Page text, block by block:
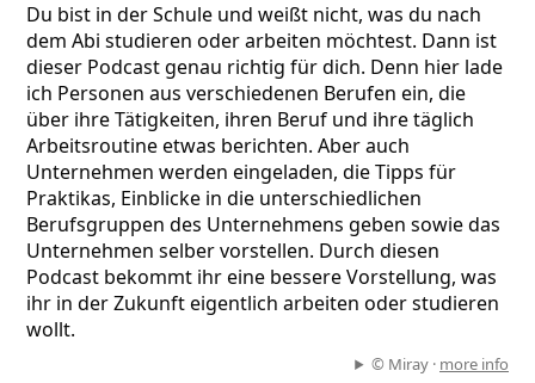
Du bist in der Schule und weißt nicht, was du nach
dem Abi studieren oder arbeiten möchtest. Dann ist
dieser Podcast genau richtig für dich. Denn hier lade
ich Personen aus verschiedenen Berufen ein, die
über ihre Tätigkeiten, ihren Beruf und ihre täglich
Arbeitsroutine etwas berichten. Aber auch
Unternehmen werden eingeladen, die Tipps für
Praktikas, Einblicke in die unterschiedlichen
Berufsgruppen des Unternehmens geben sowie das
Unternehmen selber vorstellen. Durch diesen
Podcast bekommt ihr eine bessere Vorstellung, was
ihr in der Zukunft eigentlich arbeiten oder studieren
wollt.
© Miray · more info